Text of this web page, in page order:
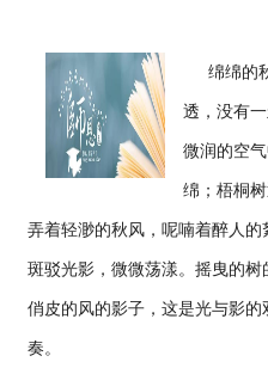
绵绵的秋
透，没有
微润的空
绵；梧桐
弄着轻渺的秋风，呢喃着醉人
斑驳光影，微微荡漾。摇曳的
俏皮的风的影子，这是光与影
奏。